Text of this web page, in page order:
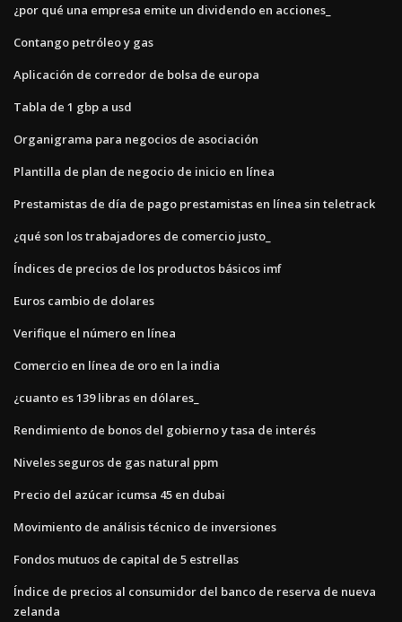
¿por qué una empresa emite un dividendo en acciones_
Contango petróleo y gas
Aplicación de corredor de bolsa de europa
Tabla de 1 gbp a usd
Organigrama para negocios de asociación
Plantilla de plan de negocio de inicio en línea
Prestamistas de día de pago prestamistas en línea sin teletrack
¿qué son los trabajadores de comercio justo_
Índices de precios de los productos básicos imf
Euros cambio de dolares
Verifique el número en línea
Comercio en línea de oro en la india
¿cuanto es 139 libras en dólares_
Rendimiento de bonos del gobierno y tasa de interés
Niveles seguros de gas natural ppm
Precio del azúcar icumsa 45 en dubai
Movimiento de análisis técnico de inversiones
Fondos mutuos de capital de 5 estrellas
Índice de precios al consumidor del banco de reserva de nueva
zelanda